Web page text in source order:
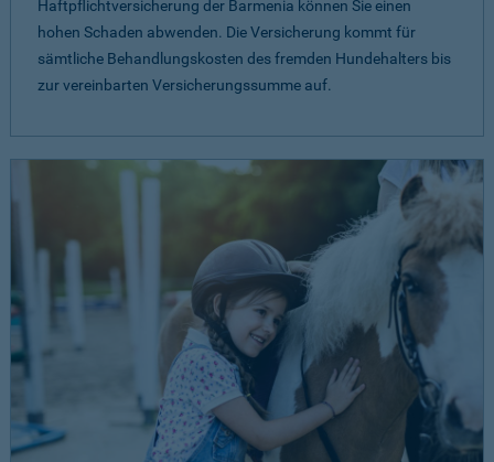
Haftpflichtversicherung der Barmenia können Sie einen
hohen Schaden abwenden. Die Versicherung kommt für
sämtliche Behandlungskosten des fremden Hundehalters bis
zur vereinbarten Versicherungssumme auf.